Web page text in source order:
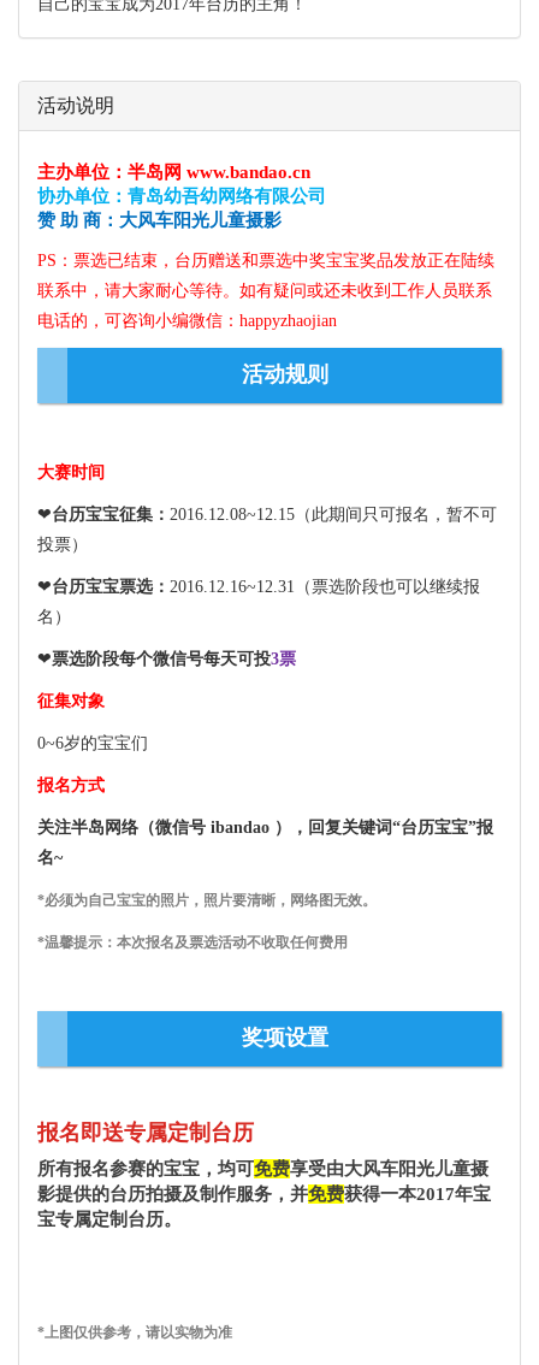
自己的宝宝成为2017年台历的主角！
活动说明
主办单位：半岛网 www.bandao.cn
协办单位：青岛幼吾幼网络有限公司
赞 助 商：大风车阳光儿童摄影
PS： 票选已结束，台历赠送和票选中奖宝宝奖品发放正在陆续
联系中，请大家耐心等待。如有疑问或还未收到工作人员联系
电话的，可咨询小编微信：happyzhaojian
活动规则
大赛时间
❤台历宝宝征集： 2016.12.08~12.15（此期间只可报名，暂不可
投票）
❤台历宝宝票选： 2016.12.16~12.31（票选阶段也可以继续报
名）
❤票选阶段每个微信号每天可投3票
征集对象
0~6岁的宝宝们
报名方式
关注半岛网络（微信号 ibandao ），回复关键词“台历宝宝”报
名~
*必须为自己宝宝的照片，照片要清晰，网络图无效。
*温馨提示：本次报名及票选活动不收取任何费用
奖项设置
报名即送专属定制台历
所有报名参赛的宝宝，均可免费享受由大风车阳光儿童摄
影提供的台历拍摄及制作服务，并免费获得一本2017年宝
宝专属定制台历。
*上图仅供参考，请以实物为准